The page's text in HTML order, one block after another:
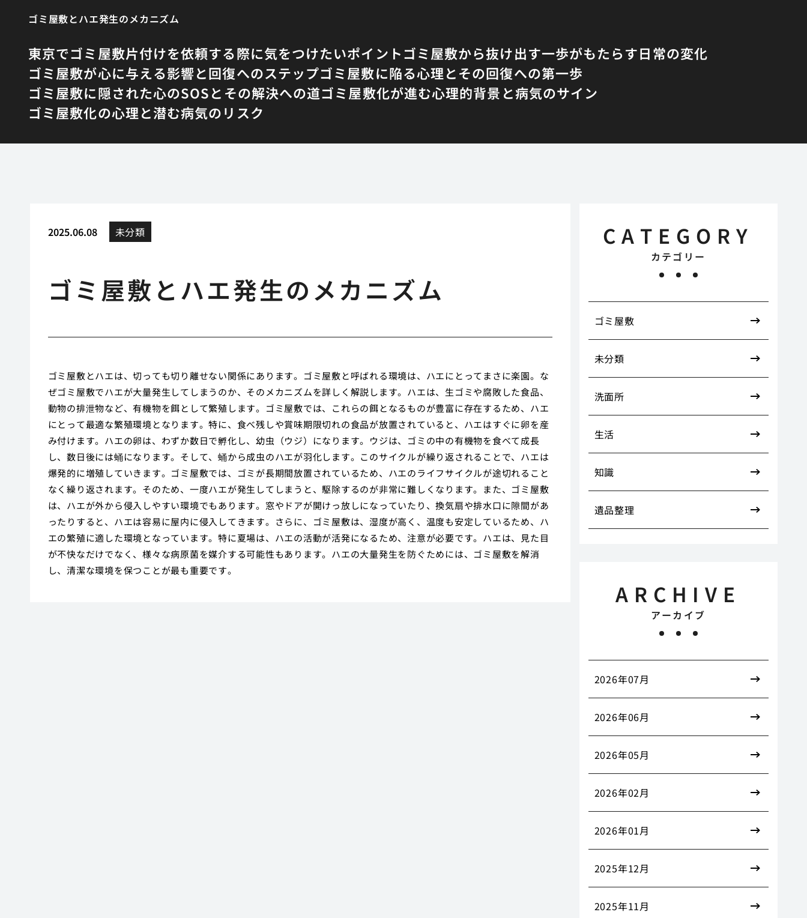
ゴミ屋敷とハエ発生のメカニズム
東京でゴミ屋敷片付けを依頼する際に気をつけたいポイントゴミ屋敷から抜け出す一歩がもたらす日常の変化
ゴミ屋敷が心に与える影響と回復へのステップゴミ屋敷に陥る心理とその回復への第一歩
ゴミ屋敷に隠された心のSOSとその解決への道ゴミ屋敷化が進む心理的背景と病気のサイン
ゴミ屋敷化の心理と潜む病気のリスク
2025.06.08 未分類
ゴミ屋敷とハエ発生のメカニズム
ゴミ屋敷とハエは、切っても切り離せない関係にあります。ゴミ屋敷と呼ばれる環境は、ハエにとってまさに楽園。な
ぜゴミ屋敷でハエが大量発生してしまうのか、そのメカニズムを詳しく解説します。ハエは、生ゴミや腐敗した食品、
動物の排泄物など、有機物を餌として繁殖します。ゴミ屋敷では、これらの餌となるものが豊富に存在するため、ハエ
にとって最適な繁殖環境となります。特に、食べ残しや賞味期限切れの食品が放置されていると、ハエはすぐに卵を産
み付けます。ハエの卵は、わずか数日で孵化し、幼虫（ウジ）になります。ウジは、ゴミの中の有機物を食べて成長
し、数日後には蛹になります。そして、蛹から成虫のハエが羽化します。このサイクルが繰り返されることで、ハエは
爆発的に増殖していきます。ゴミ屋敷では、ゴミが長期間放置されているため、ハエのライフサイクルが途切れること
なく繰り返されます。そのため、一度ハエが発生してしまうと、駆除するのが非常に難しくなります。また、ゴミ屋敷
は、ハエが外から侵入しやすい環境でもあります。窓やドアが開けっ放しになっていたり、換気扇や排水口に隙間があ
ったりすると、ハエは容易に屋内に侵入してきます。さらに、ゴミ屋敷は、湿度が高く、温度も安定しているため、ハ
エの繁殖に適した環境となっています。特に夏場は、ハエの活動が活発になるため、注意が必要です。ハエは、見た目
が不快なだけでなく、様々な病原菌を媒介する可能性もあります。ハエの大量発生を防ぐためには、ゴミ屋敷を解消
し、清潔な環境を保つことが最も重要です。
CATEGORY
カテゴリー
ゴミ屋敷
未分類
洗面所
生活
知識
遺品整理
ARCHIVE
アーカイブ
2026年07月
2026年06月
2026年05月
2026年02月
2026年01月
2025年12月
2025年11月